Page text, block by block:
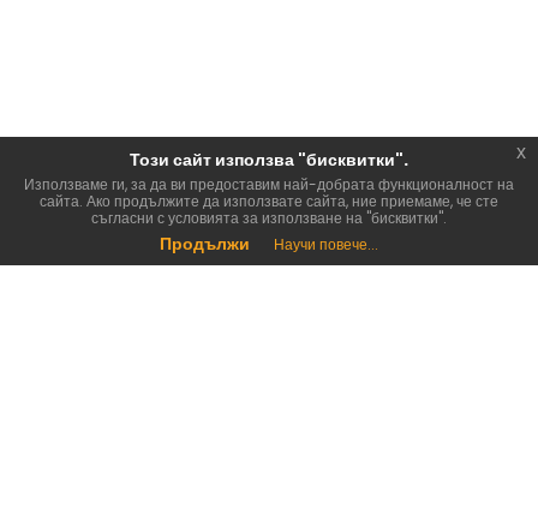
Този сайт използва "бисквитки".
Използваме ги, за да ви предоставим най-добрата функционалност на
сайта. Ако продължите да използвате сайта, ние приемаме, че сте
съгласни с условията за използване на "бисквитки".
Продължи Научи повече...
x